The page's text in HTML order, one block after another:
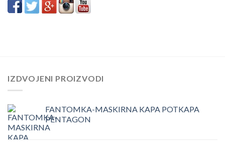
IZDVOJENI PROIZVODI
FANTOMKA-MASKIRNA KAPA POTKAPA
PENTAGON